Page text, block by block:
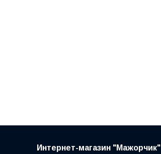
Интернет-магазин "Мажорчик"